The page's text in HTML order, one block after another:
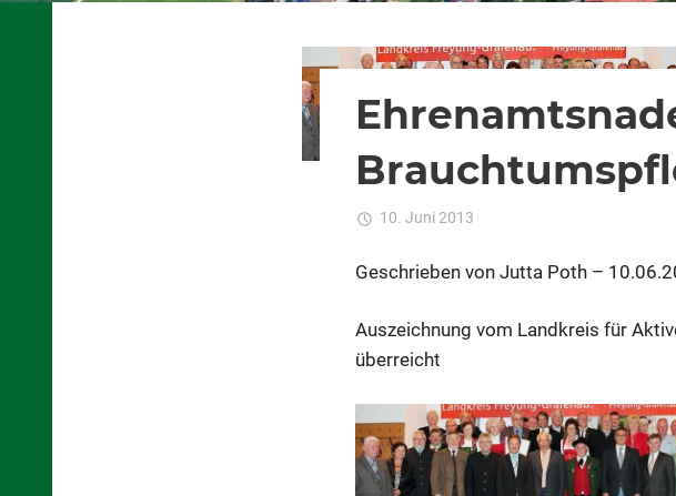
10. Juni 2013
Geschrieben von Jutta Poth –
Auszeichnung vom Landkreis für
überreicht